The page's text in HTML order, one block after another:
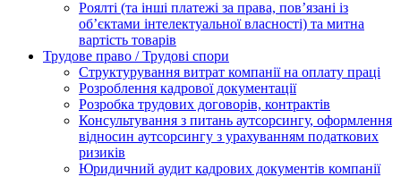
Роялті (та інші платежі за права, пов’язані із
об’єктами інтелектуальної власності) та митна
вартість товарів
Трудове право / Трудові спори
Cтруктурування витрат компанії на оплату праці
Розроблення кадрової документації
Розробка трудових договорів, контрактів
Консультування з питань аутсорсингу, оформлення
відносин аутсорсингу з урахуванням податкових
ризиків
Юридичний аудит кадрових документів компанії